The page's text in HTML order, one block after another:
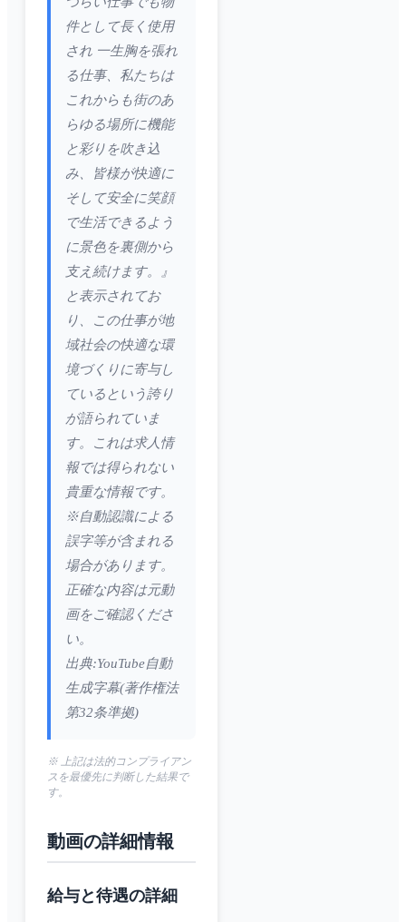
件として長く使用
され 一生胸を張れ
る仕事、私たちは
これからも街のあ
らゆる場所に機能
と彩りを吹き込
み、皆様が快適に
そして安全に笑顔
で生活できるよう
に景色を裏側から
支え続けます。』
と表示されてお
り、この仕事が地
域社会の快適な環
境づくりに寄与し
ているという誇り
が語られていま
す。これは求人情
報では得られない
貴重な情報です。
※自動認識による
誤字等が含まれる
場合があります。
正確な内容は元動
画をご確認くださ
い。
出典:YouTube自動
生成字幕(著作権法
第32条準拠)
※ 上記は法的コンプライアン
スを最優先に判断した結果で
す。
動画の詳細情報
給与と待遇の詳細